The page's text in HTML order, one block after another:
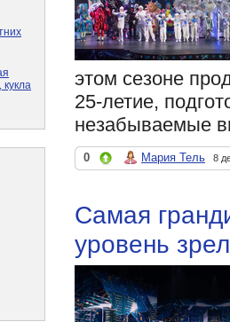
этом сезоне
25-летие,
незабываемые
0 Мария Тель 8
Самая
уровень